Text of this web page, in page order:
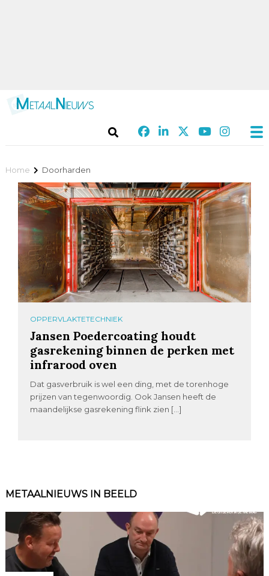
Home Doorharden
OPPERVLAKTETECHNIEK
Jansen Poedercoating houdt
gasrekening binnen de perken met
infrarood oven
Dat gasverbruik is wel een ding, met de torenhoge
prijzen van tegenwoordig. Ook Jansen heeft de
maandelijkse gasrekening flink zien […]
METAALNIEUWS IN BEELD